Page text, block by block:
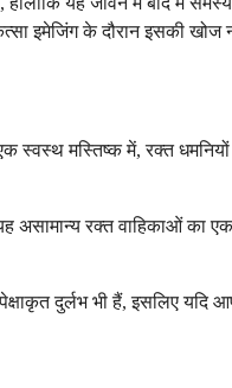
इमेजिंग के दौरान इसकी खोज
मस्तिष्क में, रक्त
रक्त वाहिकाओं का
दुर्लभ भी हैं, इसलिए